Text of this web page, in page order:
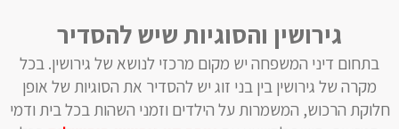
גירושין והסוגיות שיש להסדיר
בתחום דיני המשפחה יש מקום מרכזי לנושא של גירושין. בכל
מקרה של גירושין בין בני זוג יש להסדיר את הסוגיות של אופן
חלוקת הרכוש, המשמרות על הילדים וזמני השהות בכל בית ודמי